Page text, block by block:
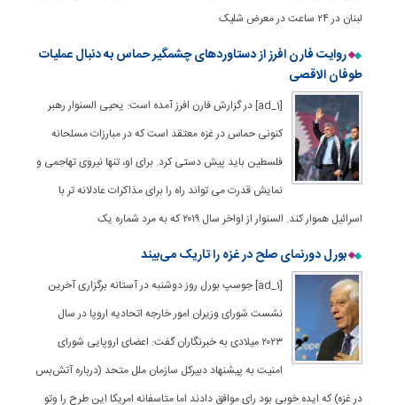
لبنان در ۲۴ ساعت در معرض شلیک
روایت فارن افرز از دستاوردهای چشمگیر حماس به دنبال عملیات
طوفان الاقصی
[ad_1] در گزارش فارن افرز آمده است: یحیی السنوار رهبر
کنونی حماس در غزه معتقد است که در مبارزات مسلحانه
فلسطین باید پیش دستی کرد. برای او، تنها نیروی تهاجمی و
نمایش قدرت می ‌تواند راه را برای مذاکرات عادلانه ‌تر با
اسرائیل هموار کند. السنوار از اواخر سال ۲۰۱۹ که به مرد شماره یک
بورل دورنمای صلح در غزه را تاریک می‌بیند
[ad_1] جوسپ بورل روز دوشنبه در آستانه برگزاری آخرین
نشست شورای وزیران امور خارجه اتحادیه اروپا در سال
۲۰۲۳ میلادی به خبرنگاران گفت: اعضای اروپایی شورای
امنیت به پیشنهاد دبیرکل سازمان ملل متحد (درباره آتش‌بس
در غزه) که ایده خوبی بود رای موافق دادند اما متاسفانه امریکا این طرح را وتو